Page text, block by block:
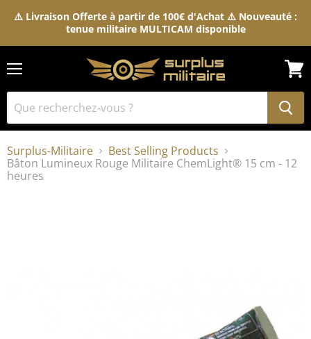
⚠️ Livraison Offerte à partir de 100€ d'Achat ⚠️ Nouveauté :
tenue militaire MULTICAM disponible
le
Surplus-Militaire
Best Selling Products
Bâton Lumineux Rouge Militaire ChemLight® 15 cm - 12
heures